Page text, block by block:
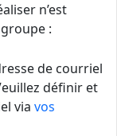
n’est
:
de courriel
définir et
via vos